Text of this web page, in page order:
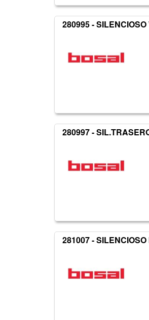
280995 -
280997 -
281007 -